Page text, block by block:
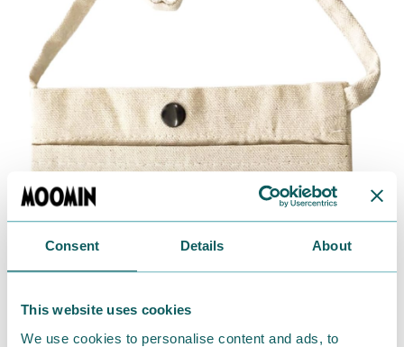
Consent Details About
This website uses cookies
We use cookies to personalise content and ads, to